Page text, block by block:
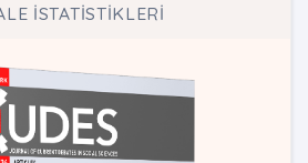
İSTATİSTİKLERİ